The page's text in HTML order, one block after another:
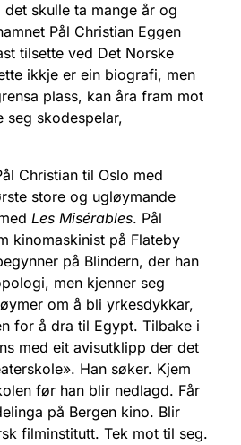
skulle ta mange år og
Pål Christian Eggen
tilsette ved Det Norske
ikkje er ein biografi, men
plass, kan åra fram mot
seg skodespelar,
Christian til Oslo med
store og ugløymande
Les Misérables. Pål
kinomaskinist på Flateby
på Blindern, der han
men kjenner seg
om å bli yrkesdykkar,
for å dra til Egypt. Tilbake i
med eit avisutklipp der det
Han søker. Kjem
før han blir nedlagd. Får
på Bergen kino. Blir
filminstitutt. Tek mot til seg.